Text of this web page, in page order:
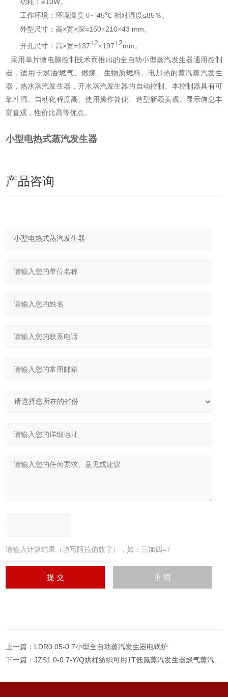
功耗：
。
工作环境：环境温度 0 ～45℃ 相对湿度≤85 ％。
外型尺寸：高×宽×深=150×210×43 mm 。
开孔尺寸：高×宽=137+2×197+2mm 。
采用单片微电脑控制技术而推出的全自动小型蒸汽发生器通用控制
器，适用于燃油∕燃气、燃煤、生物质燃料、电加热的蒸汽蒸汽发生
器，热水蒸汽发生器，开水蒸汽发生器的自动控制。本控制器具有可
靠性强、自动化程度高、使用操作简便、造型新颖美观、显示信息丰
富直观，性价比高等优点。
小型电热式蒸汽发生器
产品咨询
请输入计算结果（填写阿拉伯数字），如：三加四=7
上一篇： LDR0.05-0.7小型全自动蒸汽发生器电锅炉
下一篇：JZS1.0-0.7-Y/Q烘桶纺织可用1T低氮蒸汽发生器燃气蒸汽锅炉